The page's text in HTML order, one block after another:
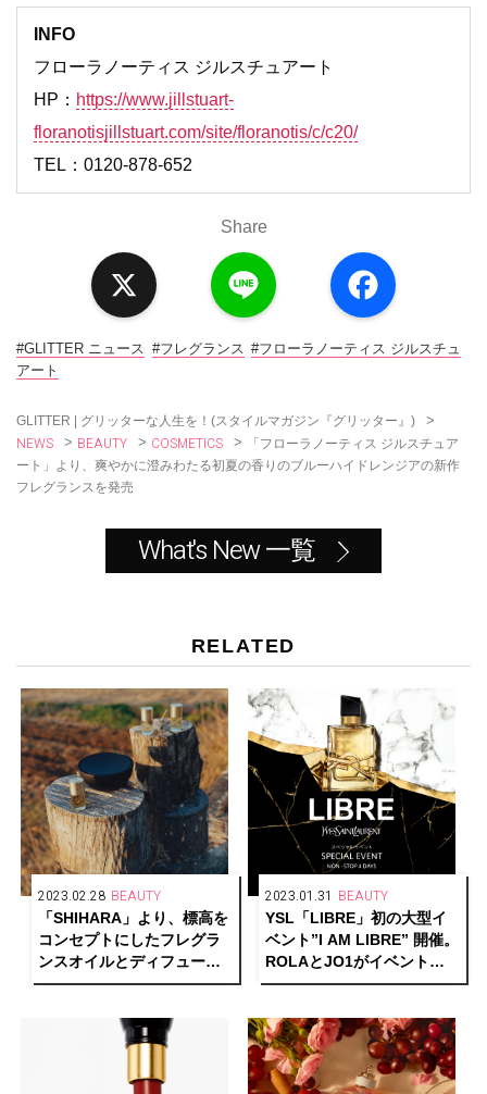
INFO
フローラノーティス ジルスチュアート
HP： https://www.jillstuart-
floranotisjillstuart.com/site/floranotis/c/c20/
TEL：0120-878-652
Share
a
c
o
#GLITTER ニュース #フレグランス #フローラノーティス ジルスチュ
アート
GLITTER | グリッターな人生を！(スタイルマガジン『グリッター』) >
NEWS > BEAUTY > COSMETICS >
「フローラノーティス ジルスチュア
ート」より、爽やかに澄みわたる初夏の香りのブルーハイドレンジアの新作
フレグランスを発売
What's New 一覧
RELATED
2023.02.28 BEAUTY
「SHIHARA」より、標高を
コンセプトにしたフレグラ
ンスオイルとディフューザ
ーが発売中
2023.01.31 BEAUTY
YSL「LIBRE」初の大型イ
ベント”I AM LIBRE” 開催。
ROLAとJO1がイベントナ
ビゲーターに決定！